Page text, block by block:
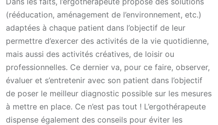
(rééducation, aménagement de l’environnement, etc.)
adaptées à chaque patient dans l’objectif de leur
permettre d’exercer des activités de la vie quotidienne,
mais aussi des activités créatives, de loisir ou
professionnelles. Ce dernier va, pour ce faire, observer,
évaluer et s’entretenir avec son patient dans l’objectif
de poser le meilleur diagnostic possible sur les mesures
à mettre en place. Ce n’est pas tout ! L’ergothérapeute
dispense également des conseils pour éviter les